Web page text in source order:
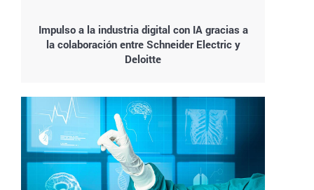
Impulso a la industria digital con IA gracias a
la colaboración entre Schneider Electric y
Deloitte